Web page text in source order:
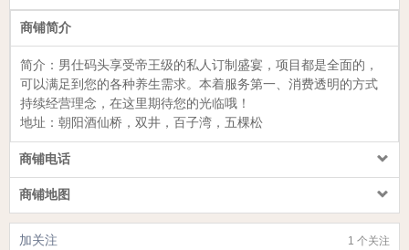
商铺简介
简介： 男仕码头享受帝王级的私人订制盛宴，项目都是全面的，
可以满足到您的各种养生需求。本着服务第一、消费透明的方式
持续经营理念，在这里期待您的光临哦！
地址： 朝阳酒仙桥，双井，百子湾，五棵松
商铺电话
商铺地图
1 个关注
加关注